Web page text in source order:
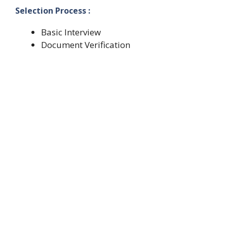
Selection Process :
Basic Interview
Document Verification